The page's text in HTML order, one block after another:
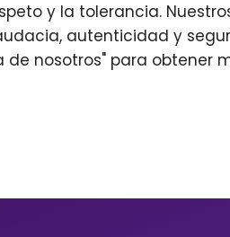
y la tolerancia.
autenticidad y
nosotros" para obtener